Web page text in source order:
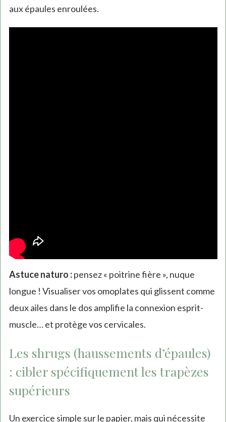
aux épaules enroulées.
Astuce naturo :pensez « poitrine fière », nuque
longue ! Visualiser vos omoplates qui glissent comme
deux ailes dans le dos amplifie la connexion esprit-
muscle… et protège vos cervicales.
Les shrugs (haussements d’épaules)
: cibler spécifiquement les trapèzes
supérieurs
Un exercice simple sur le papier, mais qui nécessite